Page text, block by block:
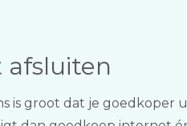
afsluiten
is groot dat je goedkoper